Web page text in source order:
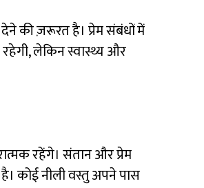
की ज़रूरत है। प्रेम संबंधों में
लेकिन स्वास्थ्य और
रहेंगे। संतान और प्रेम
कोई नीली वस्तु अपने पास